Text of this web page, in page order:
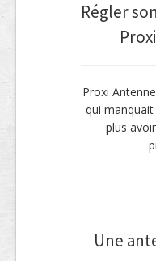
Régler
Proxi
qui
plus
Une